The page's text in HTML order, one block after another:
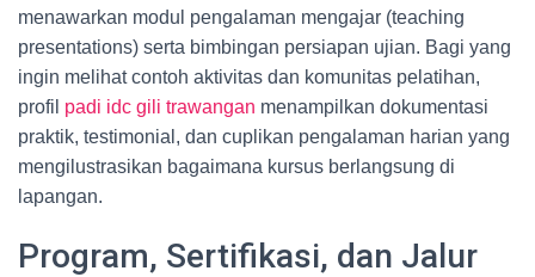
menawarkan modul pengalaman mengajar (teaching
presentations) serta bimbingan persiapan ujian. Bagi yang
ingin melihat contoh aktivitas dan komunitas pelatihan,
profil padi idc gili trawangan menampilkan dokumentasi
praktik, testimonial, dan cuplikan pengalaman harian yang
mengilustrasikan bagaimana kursus berlangsung di
lapangan.
Program, Sertifikasi, dan Jalur